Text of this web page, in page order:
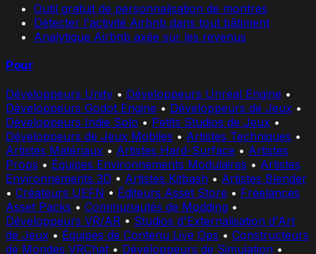
Outil gratuit de personnalisation de montres
Détecter l'activité Airbnb dans tout bâtiment
Analytique Airbnb axée sur les revenus
Pour
Développeurs Unity • Développeurs Unreal Engine •
Développeurs Godot Engine • Développeurs de Jeux •
Développeurs Indie Solo • Petits Studios de Jeux •
Développeurs de Jeux Mobiles • Artistes Techniques •
Artistes Matériaux • Artistes Hard-Surface • Artistes
Props • Équipes Environnements Modulaires • Artistes
Environnements 3D • Artistes Kitbash • Artistes Blender
• Créateurs UEFN • Éditeurs Asset Store • Freelances
Asset Packs • Communautés de Modding •
Développeurs VR/AR • Studios d'Externalisation d'Art
de Jeux • Équipes de Contenu Live Ops • Constructeurs
de Mondes VRChat • Développeurs de Simulation •